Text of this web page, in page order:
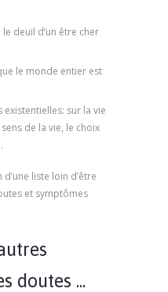
deuil d’un être cher
le monde entier est
sur la vie
de la vie, le choix
liste loin d’être
et symptômes
doutes ...